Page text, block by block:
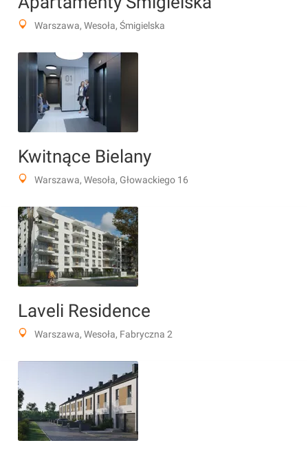
Warszawa, Wesoła, Śmigielska
Kwitnące Bielany
Warszawa, Wesoła, Głowackiego 16
Laveli Residence
Warszawa, Wesoła, Fabryczna 2